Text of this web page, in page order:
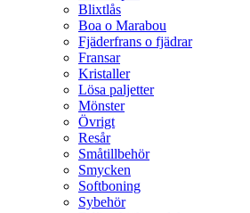
Blixtlås
Boa o Marabou
Fjäderfrans o fjädrar
Fransar
Kristaller
Lösa paljetter
Mönster
Övrigt
Resår
Småtillbehör
Smycken
Softboning
Sybehör